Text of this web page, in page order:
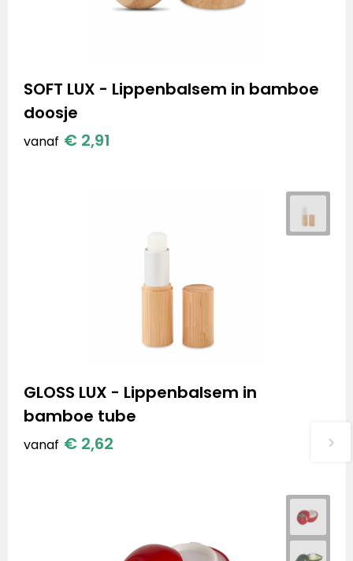
SOFT LUX - Lippenbalsem in bamboe
doosje
vanaf € 2,91
GLOSS LUX - Lippenbalsem in
bamboe tube
vanaf € 2,62